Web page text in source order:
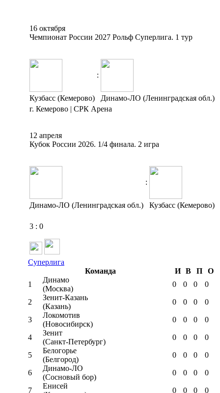
16 октября
Чемпионат России 2027 Рольф Суперлига. 1 тур
:
Кузбасс (Кемерово)
Динамо-ЛО (Ленинградская обл.)
г. Кемерово | СРК Арена
12 апреля
Кубок России 2026. 1/4 финала. 2 игра
:
Динамо-ЛО (Ленинградская обл.) Кузбасс (Кемерово)
3 : 0
Суперлига
Команда
И В П
О
1
Динамо
(Москва)
0 0 0 0
2
Зенит-Казань
(Казань)
0 0 0 0
3
Локомотив
(Новосибирск)
0 0 0 0
4
Зенит
(Санкт-Петербург)
0 0 0 0
5
Белогорье
(Белгород)
0 0 0 0
6
Динамо-ЛО
(Сосновый бор)
0 0 0 0
7
Енисей
0 0 0 0